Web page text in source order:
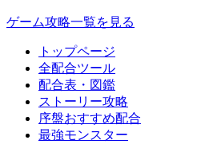
ゲーム攻略一覧を見る
トップページ
全配合ツール
配合表・図鑑
ストーリー攻略
序盤おすすめ配合
最強モンスター